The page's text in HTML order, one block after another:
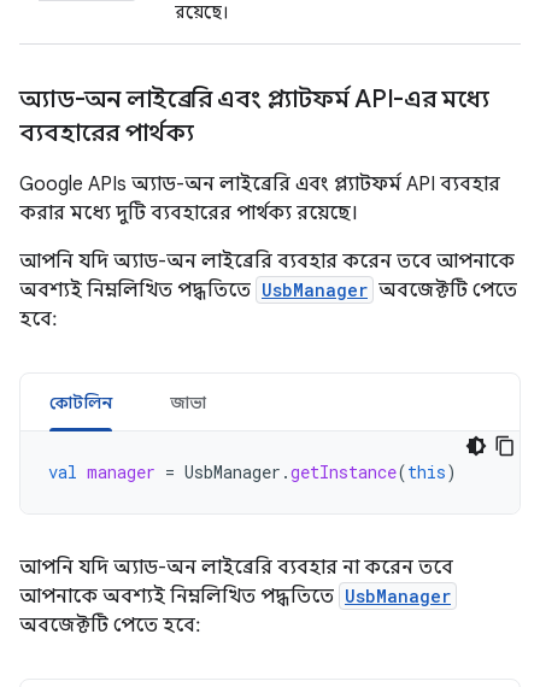
রয়েছে।
অ্যাড-অন লাইব্রেরি এবং প্ল্যাটফর্ম API-এর মধ্যে
ব্যবহারের পার্থক্য
Google APIs অ্যাড-অন লাইব্রেরি এবং প্ল্যাটফর্ম API ব্যবহার
করার মধ্যে দুটি ব্যবহারের পার্থক্য রয়েছে।
আপনি যদি অ্যাড-অন লাইব্রেরি ব্যবহার করেন তবে আপনাকে
অবশ্যই নিম্নলিখিত পদ্ধতিতে UsbManager অবজেক্টটি পেতে
হবে:
কোটলিন জাভা
val manager = UsbManager .getInstance(this)
আপনি যদি অ্যাড-অন লাইব্রেরি ব্যবহার না করেন তবে
আপনাকে অবশ্যই নিম্নলিখিত পদ্ধতিতে UsbManager
অবজেক্টটি পেতে হবে: